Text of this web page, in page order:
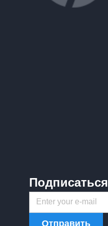
Подписаться
Enter your e-mail
Отправить